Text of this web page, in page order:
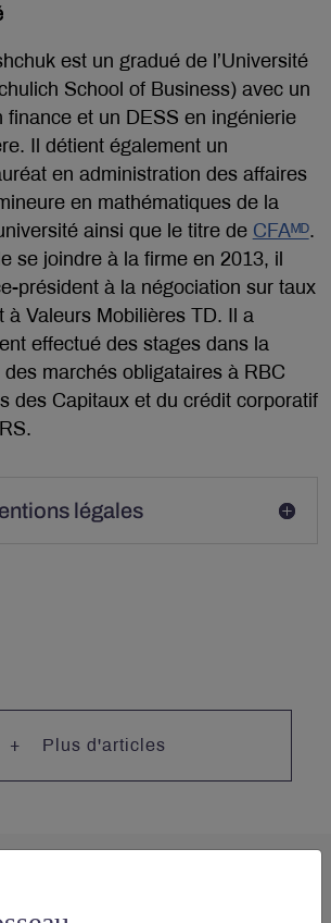
Plus d'articles
est un gradué de l’Université
School of Business) avec un
finance et un DESS en ingénierie
Il détient également un
en administration des affaires
en mathématiques de la
ainsi que le titre de CFAᴹᴰ.
se joindre à la firme en 2013, il
président à la négociation sur taux
à Valeurs Mobilières TD. Il a
effectué des stages dans la
des marchés obligataires à RBC
des Capitaux et du crédit corporatif
légales